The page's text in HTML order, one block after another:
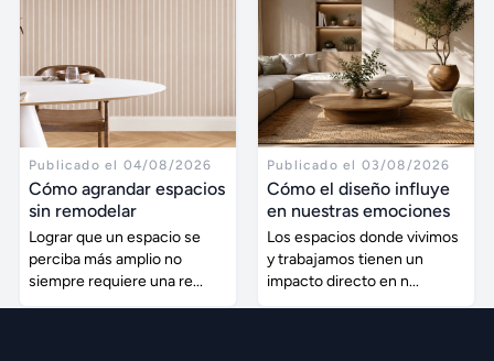
Publicado el 04/08/2026
Cómo agrandar espacios
sin remodelar
Lograr que un espacio se
perciba más amplio no
siempre requiere una re...
Publicado el 03/08/2026
Cómo el diseño influye
en nuestras emociones
Los espacios donde vivimos
y trabajamos tienen un
impacto directo en n...